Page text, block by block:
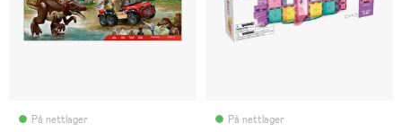
På nettlager På nettlager